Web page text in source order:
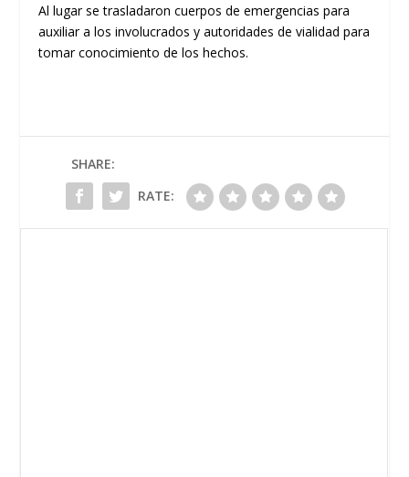
Al lugar se trasladaron cuerpos de emergencias para
auxiliar a los involucrados y autoridades de vialidad para
tomar conocimiento de los hechos.
SHARE:
RATE: